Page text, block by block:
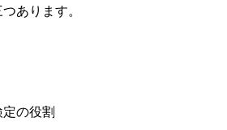
あります。
の役割